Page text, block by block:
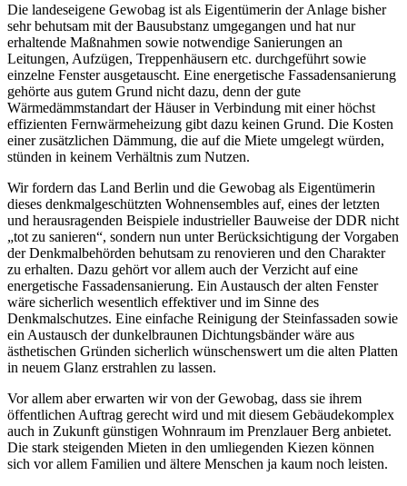
Die landeseigene Gewobag ist als Eigentümerin der Anlage bisher
sehr behutsam mit der Bausubstanz umgegangen und hat nur
erhaltende Maßnahmen sowie notwendige Sanierungen an
Leitungen, Aufzügen, Treppenhäusern etc. durchgeführt sowie
einzelne Fenster ausgetauscht. Eine energetische Fassadensanierung
gehörte aus gutem Grund nicht dazu, denn der gute
Wärmedämmstandart der Häuser in Verbindung mit einer höchst
effizienten Fernwärmeheizung gibt dazu keinen Grund. Die Kosten
einer zusätzlichen Dämmung, die auf die Miete umgelegt würden,
stünden in keinem Verhältnis zum Nutzen.
Wir fordern das Land Berlin und die Gewobag als Eigentümerin
dieses denkmalgeschützten Wohnensembles auf, eines der letzten
und herausragenden Beispiele industrieller Bauweise der DDR nicht
„tot zu sanieren“, sondern nun unter Berücksichtigung der Vorgaben
der Denkmalbehörden behutsam zu renovieren und den Charakter
zu erhalten. Dazu gehört vor allem auch der Verzicht auf eine
energetische Fassadensanierung. Ein Austausch der alten Fenster
wäre sicherlich wesentlich effektiver und im Sinne des
Denkmalschutzes. Eine einfache Reinigung der Steinfassaden sowie
ein Austausch der dunkelbraunen Dichtungsbänder wäre aus
ästhetischen Gründen sicherlich wünschenswert um die alten Platten
in neuem Glanz erstrahlen zu lassen.
Vor allem aber erwarten wir von der Gewobag, dass sie ihrem
öffentlichen Auftrag gerecht wird und mit diesem Gebäudekomplex
auch in Zukunft günstigen Wohnraum im Prenzlauer Berg anbietet.
Die stark steigenden Mieten in den umliegenden Kiezen können
sich vor allem Familien und ältere Menschen ja kaum noch leisten.